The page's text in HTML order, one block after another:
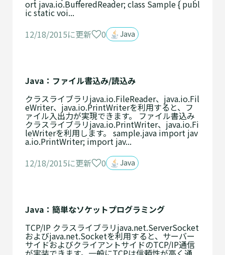
ort java.io.BufferedReader; class Sample { publ
ic static voi...
12/18/2015に更新
0 Java
Java：ファイル書込み/読込み
クラスライブラリjava.io.FileReader、java.io.Fil
eWriter、java.io.PrintWriterを利用すると、フ
ァイル入出力が実現できます。 ファイル書込み
クラスライブラリjava.io.PrintWriter、java.io.Fi
leWriterを利用します。 sample.java import jav
a.io.PrintWriter; import jav...
12/18/2015に更新
0 Java
Java：簡単なソケットプログラミング
TCP/IP クラスライブラリjava.net.ServerSocket
およびjava.net.Socketを利用すると、サーバー
サイドおよびクライアントサイドのTCP/IP通信